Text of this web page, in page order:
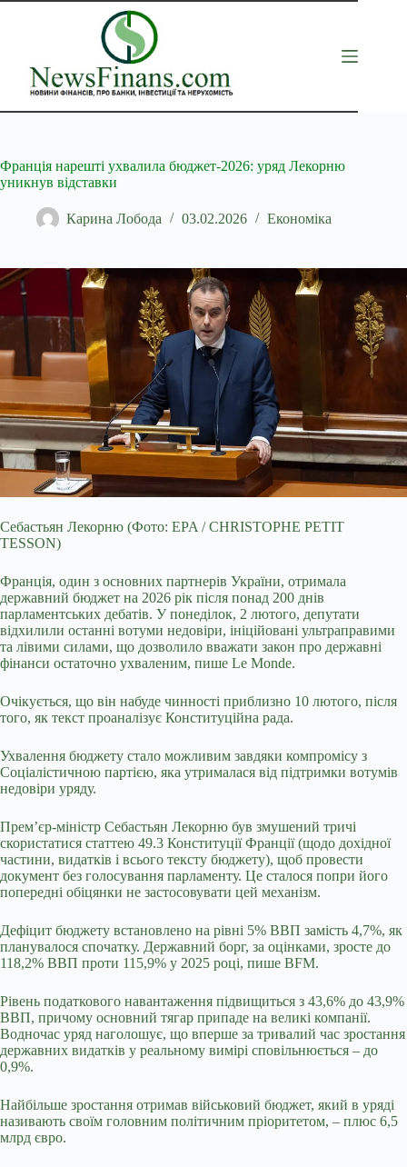
Перейти
Франція нарешті ухвалила бюджет-2026: уряд Лекорню
уникнув відставки
Карина Лобода 03.02.2026 Економіка
Себастьян Лекорню (Фото: EPA / CHRISTOPHE PETIT
TESSON)
Франція, один з основних партнерів України, отримала
державний бюджет на 2026 рік після понад 200 днів
парламентських дебатів. У понеділок, 2 лютого, депутати
відхилили останні вотуми недовіри, ініційовані ультраправими
та лівими силами, що дозволило вважати закон про державні
фінанси остаточно ухваленим, пише Le Monde.
Очікується, що він набуде чинності приблизно 10 лютого, після
того, як текст проаналізує Конституційна рада.
Ухвалення бюджету стало можливим завдяки компромісу з
Соціалістичною партією, яка утрималася від підтримки вотумів
недовіри уряду.
Прем’єр-міністр Себастьян Лекорню був змушений тричі
скористатися статтею 49.3 Конституції Франції (щодо дохідної
частини, видатків і всього тексту бюджету), щоб провести
документ без голосування парламенту. Це сталося попри його
попередні обіцянки не застосовувати цей механізм.
Дефіцит бюджету встановлено на рівні 5% ВВП замість 4,7%, як
планувалося спочатку. Державний борг, за оцінками, зросте до
118,2% ВВП проти 115,9% у 2025 році, пише BFM.
Рівень податкового навантаження підвищиться з 43,6% до 43,9%
ВВП, причому основний тягар припаде на великі компанії.
Водночас уряд наголошує, що вперше за тривалий час зростання
державних видатків у реальному вимірі сповільнюється – до
0,9%.
Найбільше зростання отримав військовий бюджет, який в уряді
називають своїм головним політичним пріоритетом, – плюс 6,5
млрд євро.